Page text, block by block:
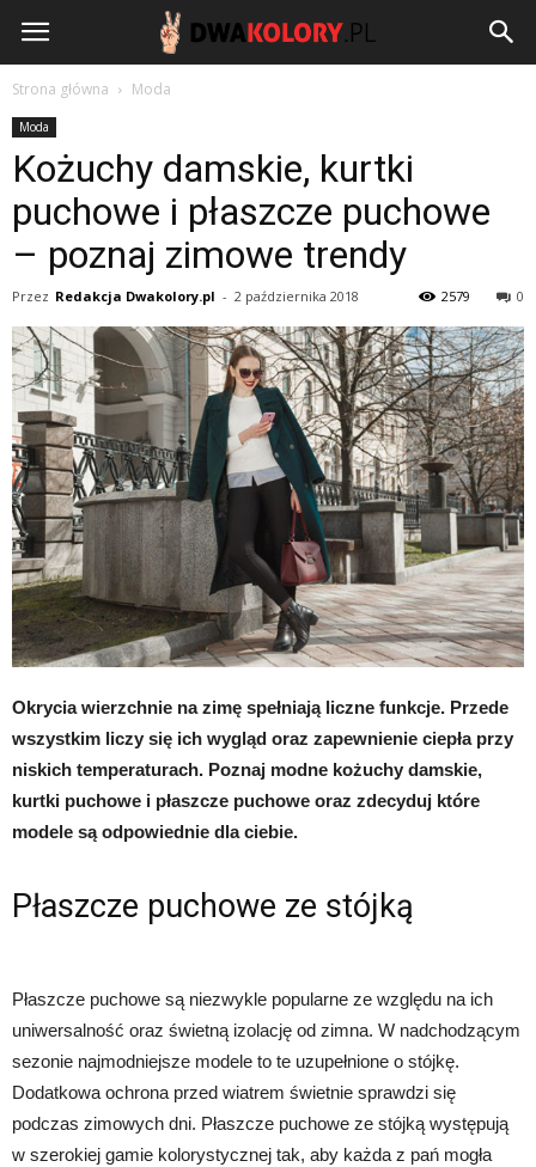
DwaKolory.pl
Strona główna Moda
Moda
Kożuchy damskie, kurtki
puchowe i płaszcze puchowe
– poznaj zimowe trendy
Przez Redakcja Dwakolory.pl - 2 października 2018 0
2579
Okrycia wierzchnie na zimę spełniają liczne funkcje. Przede
wszystkim liczy się ich wygląd oraz zapewnienie ciepła przy
niskich temperaturach. Poznaj modne kożuchy damskie,
kurtki puchowe i płaszcze puchowe oraz zdecyduj które
modele są odpowiednie dla ciebie.
Płaszcze puchowe ze stójką
Płaszcze puchowe są niezwykle popularne ze względu na ich
uniwersalność oraz świetną izolację od zimna. W nadchodzącym
sezonie najmodniejsze modele to te uzupełnione o stójkę.
Dodatkowa ochrona przed wiatrem świetnie sprawdzi się
podczas zimowych dni. Płaszcze puchowe ze stójką występują
w szerokiej gamie kolorystycznej tak, aby każda z pań mogła